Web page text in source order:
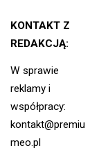
KONTAKT Z
REDAKCJĄ:
W sprawie
reklamy i
współpracy:
kontakt@premiu
meo.pl